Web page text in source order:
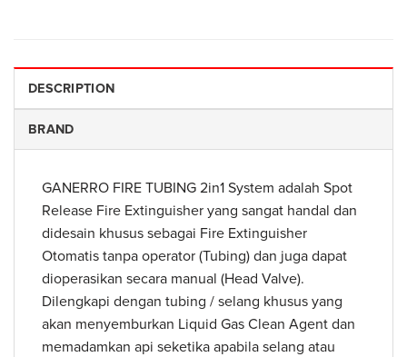
DESCRIPTION
BRAND
GANERRO FIRE TUBING 2in1 System adalah Spot
Release Fire Extinguisher yang sangat handal dan
didesain khusus sebagai Fire Extinguisher
Otomatis tanpa operator (Tubing) dan juga dapat
dioperasikan secara manual (Head Valve).
Dilengkapi dengan tubing / selang khusus yang
akan menyemburkan Liquid Gas Clean Agent dan
memadamkan api seketika apabila selang atau